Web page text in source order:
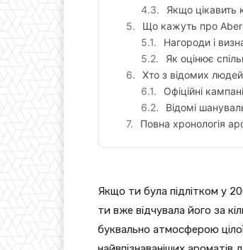
Якщо цікавить
Що кажуть про
Нагороди і
Як оцінює
Хто з відомих
Офіційні
Відомі
Повна хронологія
Якщо ти була підлітком у
ти вже відчувала його за
буквально атмосферою